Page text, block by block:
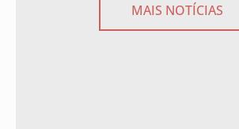
MAIS NOTÍCIAS